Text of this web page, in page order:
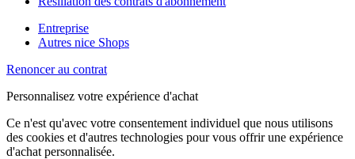
Entreprise
Autres nice Shops
Renoncer au contrat
Personnalisez votre expérience d'achat
Ce n'est qu'avec votre consentement individuel que nous utilisons
des cookies et d'autres technologies pour vous offrir une expérience
d'achat personnalisée.